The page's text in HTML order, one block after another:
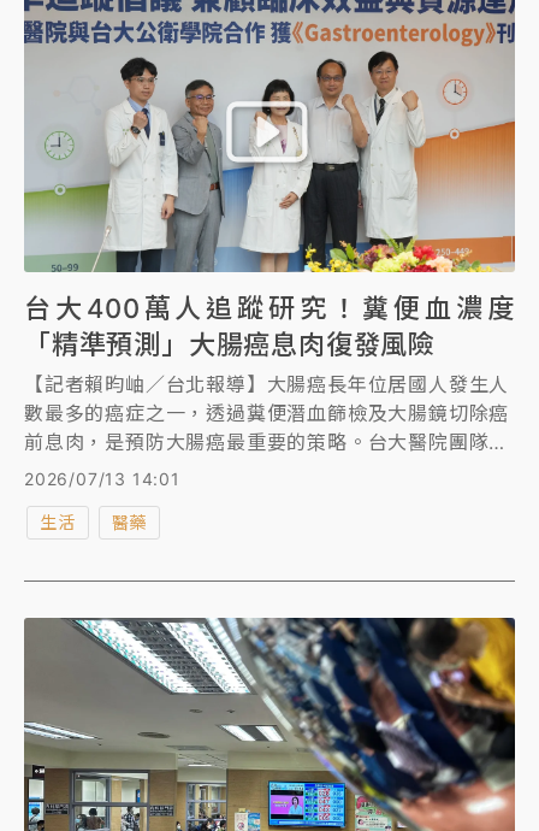
台大400萬人追蹤研究！糞便血濃度
「精準預測」大腸癌息肉復發風險
【記者賴昀岫／台北報導】大腸癌長年位居國人發生人
數最多的癌症之一，透過糞便潛血篩檢及大腸鏡切除癌
前息肉，是預防大腸癌最重要的策略。台大醫院團隊透
過近400萬人大數據研究，證實糞便潛血檢查中的「糞
程的重要依據，避免低風險的排太密，高風險卻追蹤得
《Gastroenterology》。
2026/07/13 14:01
生活 醫藥